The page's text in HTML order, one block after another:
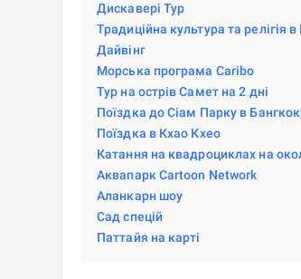
Дискавері Тур
Традиційна культура та релігія в
Дайвінг
Морська програма Caribo
Тур на острів Самет на 2 дні
Поїздка до Сіам Парку в
Поїздка в Кхао Кхео
Катання на квадроциклах на
Аквапарк Cartoon Network
Аланкарн шоу
Сад спецій
Паттайя на карті